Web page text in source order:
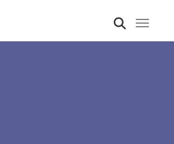
Toggle